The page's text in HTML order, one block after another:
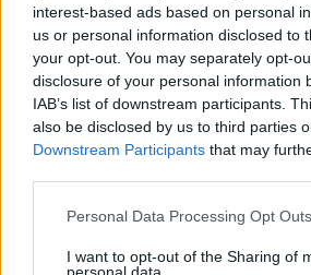
interest-based ads based on personal
us or personal information disclosed to
your opt-out. You may separately opt-
disclosure of your personal information
IAB’s list of downstream participants.
also be disclosed by us to third parties
Downstream Participants that may
Please note that this website/app uses
not limited to your visit or usage
Personal Data Processing Opt Outs
I want to opt-out of the Sharing of
inserimento lavorativo, con
risultati per ottimizzare le
In sintesi, lepolitiche attive del
rappresentano uno strumento
trasformare la disoccupazione
riqualificanti. Grazie a
progetti nazionali come ilGOL, i
possono accedere a servizi